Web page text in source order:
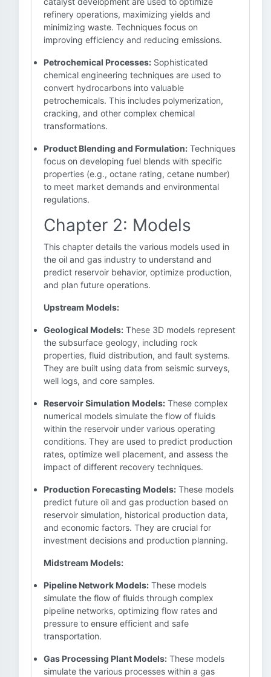
refinery operations, maximizing yields and
minimizing waste. Techniques focus on
improving efficiency and reducing emissions.
Petrochemical Processes: Sophisticated
chemical engineering techniques are used to
convert hydrocarbons into valuable
petrochemicals. This includes polymerization,
cracking, and other complex chemical
transformations.
Product Blending and Formulation: Techniques
focus on developing fuel blends with specific
properties (e.g., octane rating, cetane number)
to meet market demands and environmental
regulations.
Chapter 2: Models
This chapter details the various models used in
the oil and gas industry to understand and
predict reservoir behavior, optimize production,
and plan future operations.
Upstream Models:
Geological Models: These 3D models represent
the subsurface geology, including rock
properties, fluid distribution, and fault systems.
They are built using data from seismic surveys,
well logs, and core samples.
Reservoir Simulation Models: These complex
numerical models simulate the flow of fluids
within the reservoir under various operating
conditions. They are used to predict production
rates, optimize well placement, and assess the
impact of different recovery techniques.
Production Forecasting Models: These models
predict future oil and gas production based on
reservoir simulation, historical production data,
and economic factors. They are crucial for
investment decisions and production planning.
Midstream Models:
Pipeline Network Models: These models
simulate the flow of fluids through complex
pipeline networks, optimizing flow rates and
pressure to ensure efficient and safe
transportation.
Gas Processing Plant Models: These models
simulate the various processes within a gas